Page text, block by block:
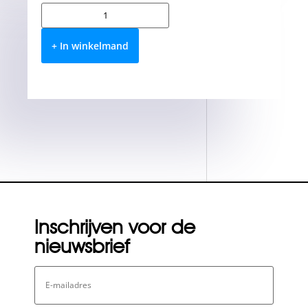
+ In winkelmand
Inschrijven voor de
nieuwsbrief
E-
mailadres